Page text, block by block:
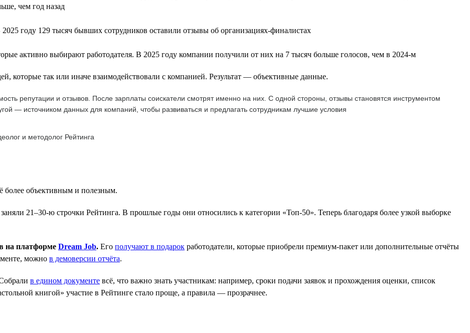
чем год назад
году 129 тысяч бывших сотрудников оставили отзывы об организациях-финалистах
активно выбирают работодателя. В 2025 году компании получили от них на 7 тысяч больше голосов, чем в 2024-м
которые так или иначе взаимодействовали с компанией. Результат — объективные данные.
репутации и отзывов. После зарплаты соискатели смотрят именно на них. С одной стороны, отзывы становятся инструментом
— источником данных для компаний, чтобы развиваться и предлагать сотрудникам лучшие условия
и методолог Рейтинга
более объективным и полезным.
21–30-ю строчки Рейтинга. В прошлые годы они относились к категории «Топ-50». Теперь благодаря более узкой выборке
на платформе Dream Job. Его получают в подарок работодатели, которые приобрели премиум-пакет или дополнительные отчёты
можно в демоверсии отчёта.
в едином документе всё, что важно знать участникам: например, сроки подачи заявок и прохождения оценки, список
книгой» участие в Рейтинге стало проще, а правила — прозрачнее.